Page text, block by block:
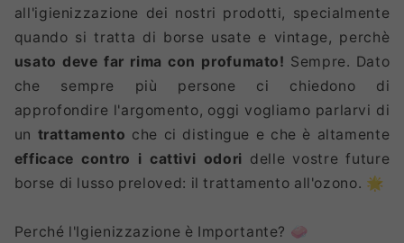
all'igienizzazione dei nostri prodotti, specialmente
quando si tratta di borse usate e vintage, perchè
usato deve far rima con profumato! Sempre. Dato
che sempre più persone ci chiedono di
approfondire l'argomento, oggi vogliamo parlarvi di
un trattamento che ci distingue e che è altamente
efficace contro i cattivi odori delle vostre future
borse di lusso preloved: il trattamento all'ozono. 🌟
Perché l'Igienizzazione è Importante? 🧼